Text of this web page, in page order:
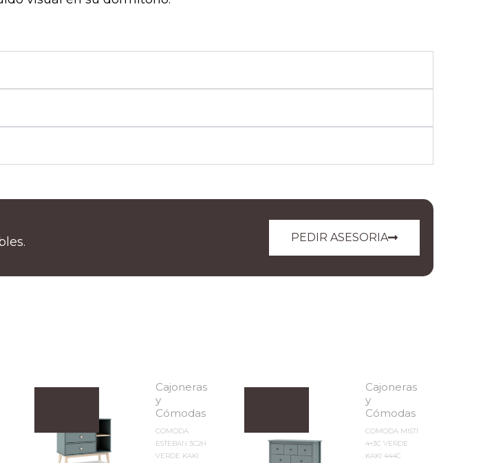
PEDIR ASESORIA
Cajoneras
y
Cómodas
COMODA
ESTEBAN 3C2H
VERDE KAKI
Cajoneras
y
Cómodas
COMODA MISTI
4+3C VERDE
KAKI 444C